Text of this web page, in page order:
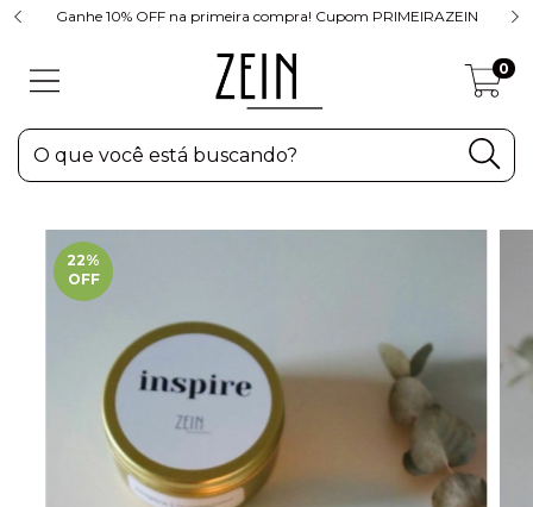
Ganhe 10% OFF na primeira compra! Cupom PRIMEIRAZEIN
0
22%
OFF